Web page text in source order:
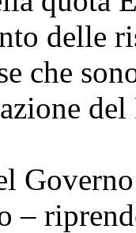
delle
che
–